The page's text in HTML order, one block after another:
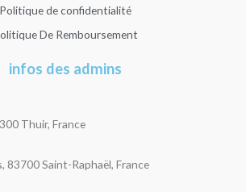
Politique de confidentialité
De Remboursement
infos des admins
Thuir, France
83700 Saint-Raphaël, France